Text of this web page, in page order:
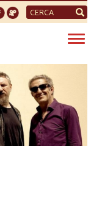
Form
di
ricerca